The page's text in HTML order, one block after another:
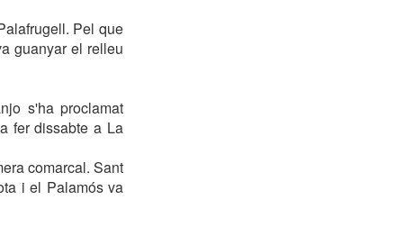
Pel que
guanyar el relleu
s'ha proclamat
fer dissabte a La
comarcal. Sant
i el Palamós va